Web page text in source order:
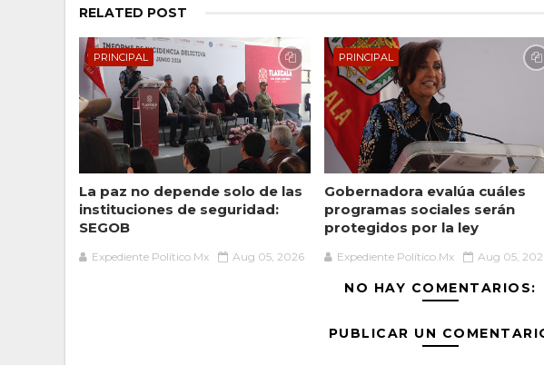
RELATED POST
PRINCIPAL
La paz no depende solo de las
instituciones de seguridad:
SEGOB
Expediente Político.Mx Aug 05, 2026
PRINCIPAL
Gobernadora evalúa cuáles
programas sociales serán
protegidos por la ley
Expediente Político.Mx Aug 05,
NO HAY COMENTARIOS:
PUBLICAR UN